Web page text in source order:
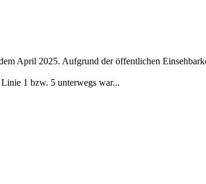
April 2025. Aufgrund der öffentlichen
1 bzw. 5 unterwegs war...